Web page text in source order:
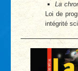
La
Loi de
intégrité